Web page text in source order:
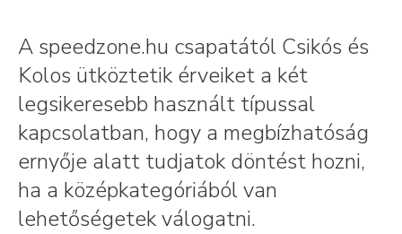
A speedzone.hu csapatától Csikós és
Kolos ütköztetik érveiket a két
legsikeresebb használt típussal
kapcsolatban, hogy a megbízhatóság
ernyője alatt tudjatok döntést hozni,
ha a középkategóriából van
lehetőségetek válogatni.